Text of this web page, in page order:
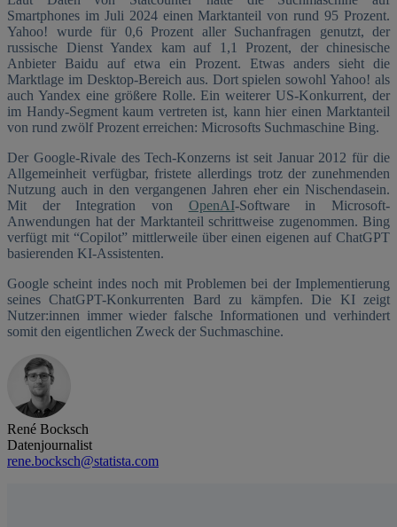
Smartphones im Juli 2024 einen Marktanteil von rund 95 Prozent.
Yahoo! wurde für 0,6 Prozent aller Suchanfragen genutzt, der
russische Dienst Yandex kam auf 1,1 Prozent, der chinesische
Anbieter Baidu auf etwa ein Prozent. Etwas anders sieht die
Marktlage im Desktop-Bereich aus. Dort spielen sowohl Yahoo! als
auch Yandex eine größere Rolle. Ein weiterer US-Konkurrent, der
im Handy-Segment kaum vertreten ist, kann hier einen Marktanteil
von rund zwölf Prozent erreichen: Microsofts Suchmaschine Bing.
Der Google-Rivale des Tech-Konzerns ist seit Januar 2012 für die
Allgemeinheit verfügbar, fristete allerdings trotz der zunehmenden
Nutzung auch in den vergangenen Jahren eher ein Nischendasein.
Mit der Integration von OpenAI-Software in Microsoft-
Anwendungen hat der Marktanteil schrittweise zugenommen. Bing
verfügt mit “Copilot” mittlerweile über einen eigenen auf ChatGPT
basierenden KI-Assistenten.
Google scheint indes noch mit Problemen bei der Implementierung
seines ChatGPT-Konkurrenten Bard zu kämpfen. Die KI zeigt
Nutzer:innen immer wieder falsche Informationen und verhindert
somit den eigentlichen Zweck der Suchmaschine.
René Bocksch
Datenjournalist
rene.bocksch@statista.com